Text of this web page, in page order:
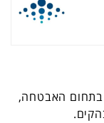
בתחום האבטחה,